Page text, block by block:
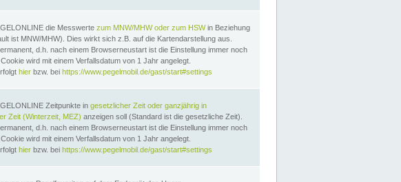
die Messwerte zum MNW/MHW oder zum HSWin Beziehung
ist MNW/MHW). Dies wirkt sich z.B. auf die Kartendarstellung aus.
d.h. nach einem Browserneustart ist die Einstellung immer noch
wird mit einem Verfallsdatum von 1 Jahr angelegt.
hier bzw. bei https://www.pegelmobil.de/gast/start#settings
Zeitpunkte in gesetzlicher Zeit oder ganzjährig in
Zeit (Winterzeit, MEZ) anzeigen soll (Standard ist die gesetzliche Zeit).
d.h. nach einem Browserneustart ist die Einstellung immer noch
wird mit einem Verfallsdatum von 1 Jahr angelegt.
hier bzw. bei https://www.pegelmobil.de/gast/start#settings